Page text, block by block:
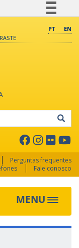
BR
PT
EN
Perguntas frequentes
Fale conosco
MENU Toggle